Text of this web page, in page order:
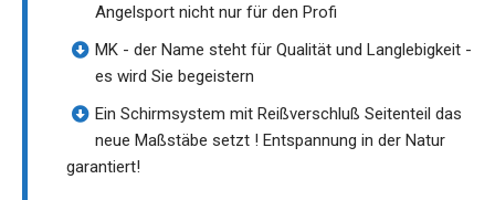
Angelsport nicht nur für den Profi
MK - der Name steht für Qualität und Langlebigkeit -
es wird Sie begeistern
Ein Schirmsystem mit Reißverschluß Seitenteil das
neue Maßstäbe setzt ! Entspannung in der Natur
garantiert!